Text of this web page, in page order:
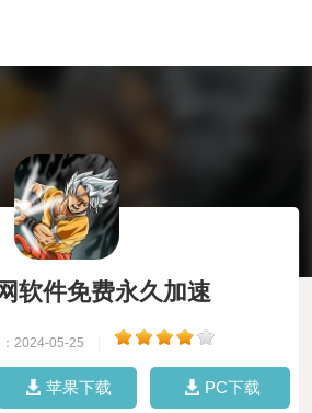
软件免费永久加速
2024-05-25
苹果下载 PC下载